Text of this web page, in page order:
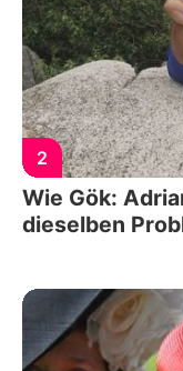
2
Wie Gök:
dieselben